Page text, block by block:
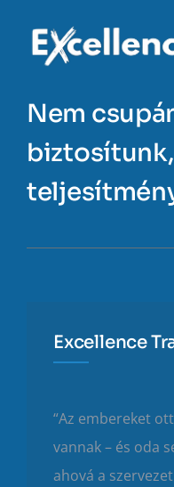
Nem
Excellence
“Az embereket
vannak – és oda
ahová a